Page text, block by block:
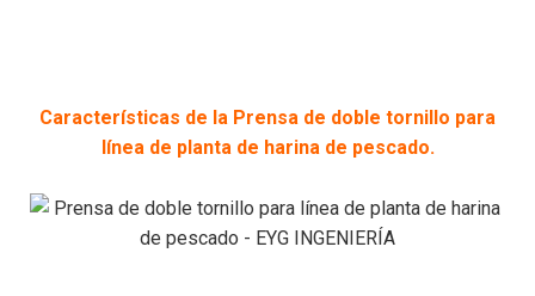
Características de la Prensa de doble tornillo para
línea de planta de harina de pescado.